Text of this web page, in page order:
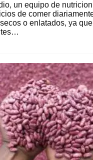
un equipo de
de comer
o enlatados, ya que